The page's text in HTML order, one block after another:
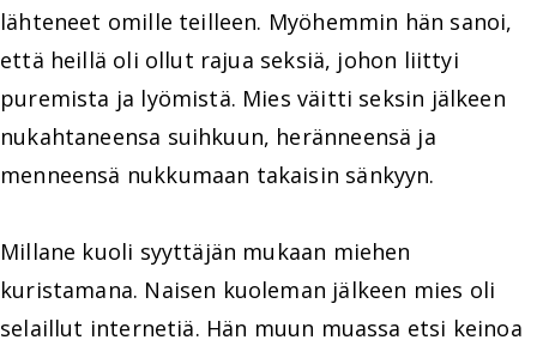
lähteneet omille teilleen. Myöhemmin hän sanoi,
että heillä oli ollut rajua seksiä, johon liittyi
puremista ja lyömistä. Mies väitti seksin jälkeen
nukahtaneensa suihkuun, heränneensä ja
menneensä nukkumaan takaisin sänkyyn.
Millane kuoli syyttäjän mukaan miehen
kuristamana. Naisen kuoleman jälkeen mies oli
selaillut internetiä. Hän muun muassa etsi keinoa